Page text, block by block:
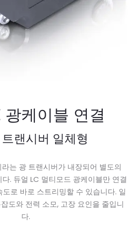
광케이블 연결
랜시버 일체형
는 광 트랜시버가 내장되어 별도의
. 듀얼 LC 멀티모드 광케이블만 연결
로 바로 스트리밍할 수 있습니다. 일
도와 전력 소모, 고장 요인을 줄입니
다.